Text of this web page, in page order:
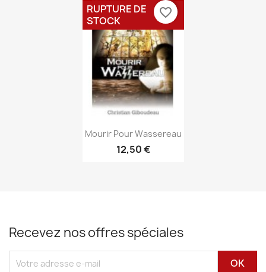
Aperçu rapide
Mourir Pour Wassereau
12,50 €
RUPTURE DE
STOCK
favorite_border
Recevez nos offres spéciales